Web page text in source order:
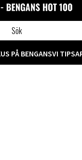
PÅ BENGANSVI